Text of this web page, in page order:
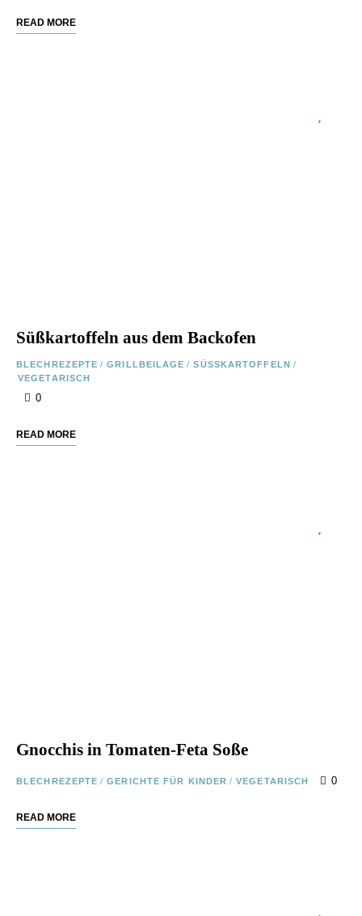
READ MORE
Süßkartoffeln aus dem Backofen
BLECHREZEPTE / GRILLBEILAGE / SÜSSKARTOFFELN
/
VEGETARISCH
0
READ MORE
Gnocchis in Tomaten-Feta Soße
BLECHREZEPTE / GERICHTE FÜR KINDER / VEGETARISCH 0
READ MORE